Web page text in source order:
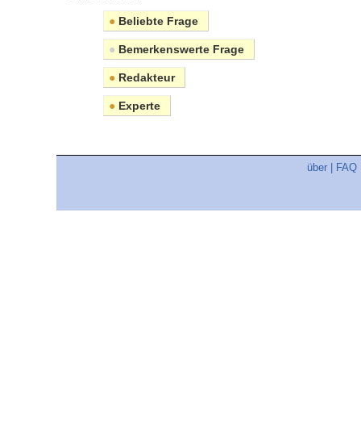
● Beliebte Frage
● Bemerkenswerte Frage
● Redakteur
● Experte
über FAQ